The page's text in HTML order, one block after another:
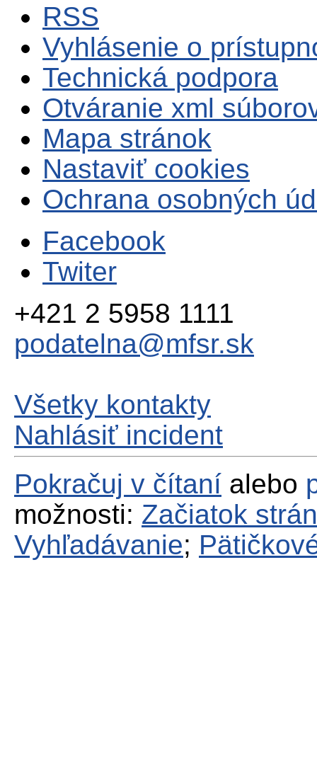
RSS
Vyhlásenie o
Technická podpora
Otváranie xml
Mapa stránok
Nastaviť cookies
Ochrana osobných
Facebook
Twiter
+421 2 5958 1111
podatelna@mfsr.sk
Všetky kontakty
Nahlásiť incident
Pokračuj v čítaní alebo
možnosti: Začiatok
Vyhľadávanie;